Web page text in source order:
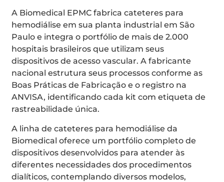
A Biomedical EPMC fabrica cateteres para
hemodiálise em sua planta industrial em São
Paulo e integra o portfólio de mais de 2.000
hospitais brasileiros que utilizam seus
dispositivos de acesso vascular. A fabricante
nacional estrutura seus processos conforme as
Boas Práticas de Fabricação e o registro na
ANVISA, identificando cada kit com etiqueta de
rastreabilidade única.
A linha de cateteres para hemodiálise da
Biomedical oferece um portfólio completo de
dispositivos desenvolvidos para atender às
diferentes necessidades dos procedimentos
dialíticos, contemplando diversos modelos,